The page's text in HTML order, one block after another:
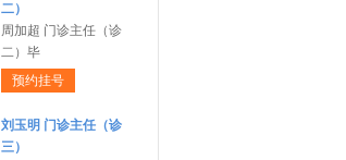
二）
周加超 门诊主任（诊
二）毕
预约挂号
刘玉明 门诊主任（诊
三）